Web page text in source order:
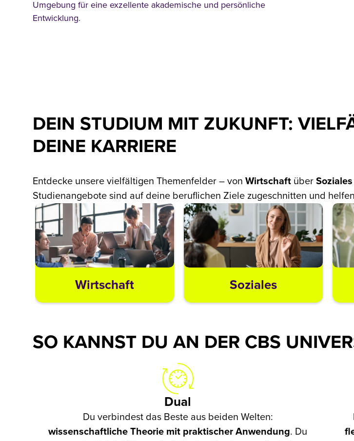
Umgebung für eine exzellente akademische und persönliche
Entwicklung.
DEIN STUDIUM MIT ZUKUNFT:
DEINE KARRIERE
Entdecke unsere vielfältigen Themenfelder – vonWirtschaft überSoziales
Studienangebote sind auf deine beruflichen Ziele zugeschnitten und
Wirtschaft Soziales
SO KANNST DU AN DER CBS
Dual
Du verbindest das Beste aus beiden Welten:
wissenschaftliche Theorie mit praktischer Anwendung. Du